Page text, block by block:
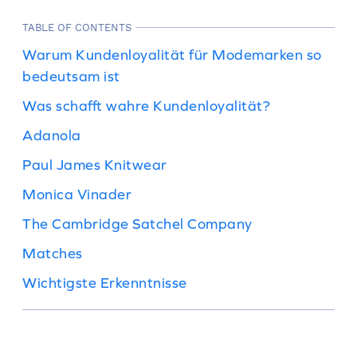
TABLE OF CONTENTS
Warum Kundenloyalität für Modemarken so
bedeutsam ist
Was schafft wahre Kundenloyalität?
Adanola
Paul James Knitwear
Monica Vinader
The Cambridge Satchel Company
Matches
Wichtigste Erkenntnisse